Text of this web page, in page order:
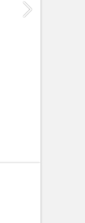
Next